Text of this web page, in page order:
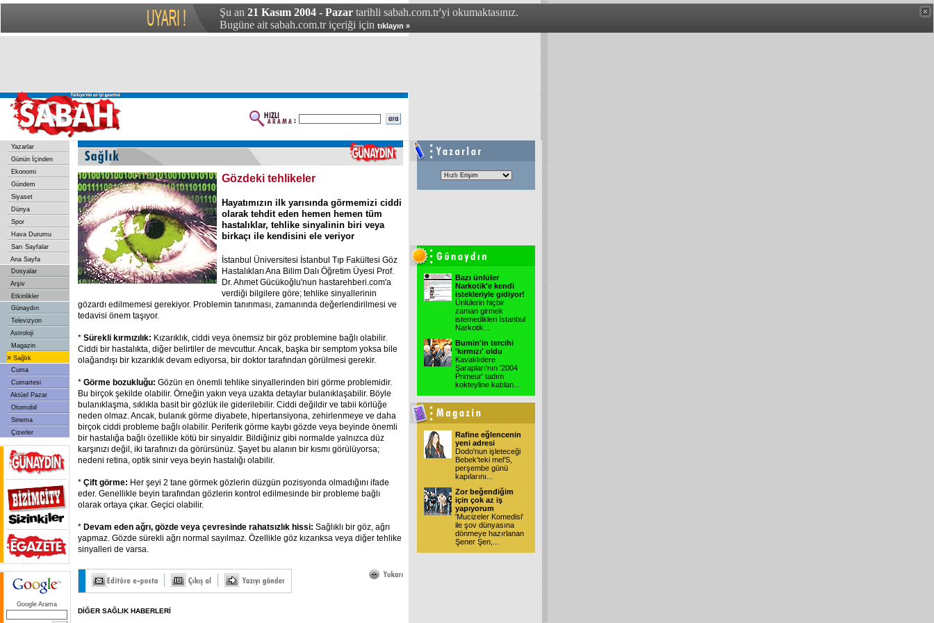
Şu an 21 Kasım 2004 - Pazar tarihli sabah.com.tr'yi okumaktasınız.
Bugüne ait sabah.com.tr içeriği için tıklayın »
Yazarlar
Günün İçinden
Ekonomi
Gündem
Siyaset
Dünya
Spor
Hava Durumu
Sarı Sayfalar
Ana Sayfa
Dosyalar
Arşiv
Etkinlikler
Günaydın
Televizyon
Astroloji
Magazin
» Sağlık
Cuma
Cumartesi
Aktüel Pazar
Otomobil
Sinema
Çizerler
Google Arama
Gözdeki tehlikeler
Hayatımızın ilk yarısında görmemizi ciddi
olarak tehdit eden hemen hemen tüm
hastalıklar, tehlike sinyalinin biri veya
birkaçı ile kendisini ele veriyor
İstanbul Üniversitesi İstanbul Tıp Fakültesi Göz
Hastalıkları Ana Bilim Dalı Öğretim Üyesi Prof.
Dr. Ahmet Gücükoğlu'nun hastarehberi.com'a
verdiği bilgilere göre; tehlike sinyallerinin
gözardı edilmemesi gerekiyor. Problemin tanınması, zamanında değerlendirilmesi ve
tedavisi önem taşıyor.
* Sürekli kırmızılık: Kızarıklık, ciddi veya önemsiz bir göz problemine bağlı olabilir.
Ciddi bir hastalıkta, diğer belirtiler de mevcuttur. Ancak, başka bir semptom yoksa bile
olağandışı bir kızarıklık devam ediyorsa, bir doktor tarafından görülmesi gerekir.
* Görme bozukluğu: Gözün en önemli tehlike sinyallerinden biri görme problemidir.
Bu birçok şekilde olabilir. Örneğin yakın veya uzakta detaylar bulanıklaşabilir. Böyle
bulanıklaşma, sıklıkla basit bir gözlük ile giderilebilir. Ciddi değildir ve tabii körlüğe
neden olmaz. Ancak, bulanık görme diyabete, hipertansiyona, zehirlenmeye ve daha
birçok ciddi probleme bağlı olabilir. Periferik görme kaybı gözde veya beyinde önemli
bir hastalığa bağlı özellikle kötü bir sinyaldir. Bildiğiniz gibi normalde yalnızca düz
karşınızı değil, iki tarafınızı da görürsünüz. Şayet bu alanın bir kısmı görülüyorsa;
nedeni retina, optik sinir veya beyin hastalığı olabilir.
* Çift görme: Her şeyi 2 tane görmek gözlerin düzgün pozisyonda olmadığını ifade
eder. Genellikle beyin tarafından gözlerin kontrol edilmesinde bir probleme bağlı
olarak ortaya çıkar. Geçici olabilir.
* Devam eden ağrı, gözde veya çevresinde rahatsızlık hissi: Sağlıklı bir göz, ağrı
yapmaz. Gözde sürekli ağrı normal sayılmaz. Özellikle göz kızarıksa veya diğer tehlike
sinyalleri de varsa.
DİĞER SAĞLIK HABERLERİ
Bazı ünlüler
Narkotik'e kendi
istekleriyle gidiyor!
Ünlülerin hiçbir
zaman girmek
istemedikleri İstanbul
Narkotik
Bumin'in tercihi
'kırmızı' oldu
Kavaklıdere
Şarapları'nın '2004
Primeur' tadım
kokteyline katılan
Rafine eğlencenin
yeni adresi
Dodo'nun işleteceği
Bebek'teki mel'S,
perşembe günü
kapılarını
Zor beğendiğim
için çok az iş
yapıyorum
'Mucizeler Komedisi'
ile şov dünyasına
dönmeye hazırlanan
Şener Şen,